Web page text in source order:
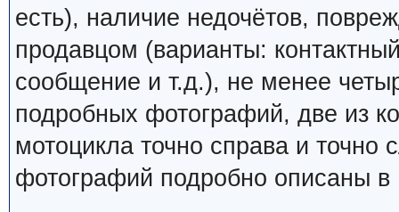
есть), наличие недочётов,
продавцом (варианты:
сообщение и т.д.), не менее
подробных фотографий, две из
мотоцикла точно справа и
фотографий подробно описаны